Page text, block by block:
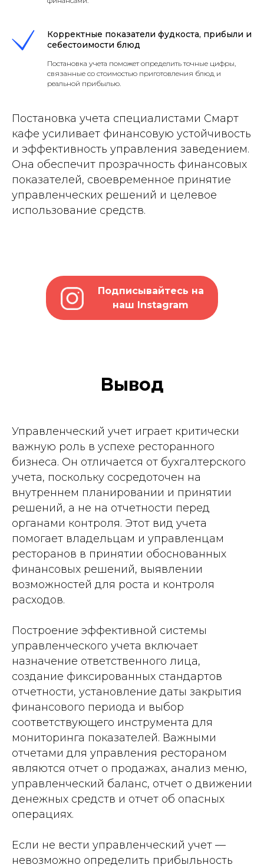
Корректные показатели фудкоста, прибыли и
себестоимости блюд
Постановка учета поможет определить точные цифры,
связанные со стоимостью приготовления блюд и
реальной прибылью.
Постановка учета специалистами Смарт
кафе усиливает финансовую устойчивость
и эффективность управления заведением.
Она обеспечит прозрачность финансовых
показателей, своевременное принятие
управленческих решений и целевое
использование средств.
Подписывайтесь на
наш Instagram
Вывод
Управленческий учет играет критически
важную роль в успехе ресторанного
бизнеса. Он отличается от бухгалтерского
учета, поскольку сосредоточен на
внутреннем планировании и принятии
решений, а не на отчетности перед
органами контроля. Этот вид учета
помогает владельцам и управленцам
ресторанов в принятии обоснованных
финансовых решений, выявлении
возможностей для роста и контроля
расходов.
Построение эффективной системы
управленческого учета включает
назначение ответственного лица,
создание фиксированных стандартов
отчетности, установление даты закрытия
финансового периода и выбор
соответствующего инструмента для
мониторинга показателей. Важными
отчетами для управления рестораном
являются отчет о продажах, анализ меню,
управленческий баланс, отчет о движении
денежных средств и отчет об опасных
операциях.
Если не вести управленческий учет —
невозможно определить прибыльность